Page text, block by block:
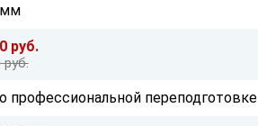
руб.
руб.
профессиональной переподготовке